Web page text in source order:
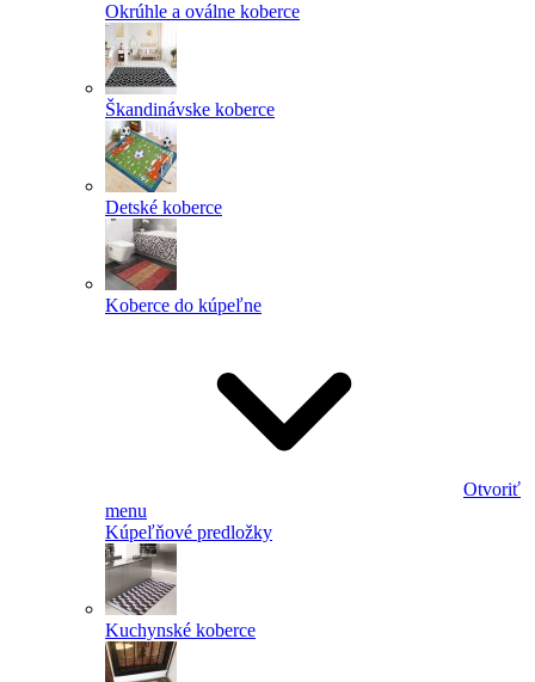
Okrúhle a oválne koberce
Škandinávske koberce
Detské koberce
Koberce do kúpeľne
Otvoriť
menu
Kúpeľňové predložky
Kuchynské koberce